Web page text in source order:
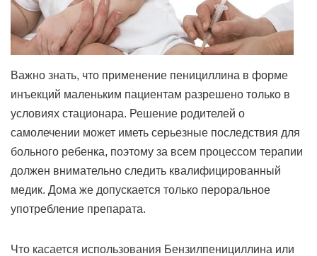
Важно знать, что применение пенициллина в форме
инъекций маленьким пациентам разрешено только в
условиях стационара. Решение родителей о
самолечении может иметь серьезные последствия для
больного ребенка, поэтому за всем процессом терапии
должен внимательно следить квалифицированный
медик. Дома же допускается только пероральное
употребление препарата.
Что касается использования Бензилпенициллина или